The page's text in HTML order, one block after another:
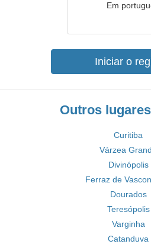
Em
Iniciar o
Outros
Curitiba
Várzea
Divinópolis
Ferraz de
Dourados
Teresópolis
Varginha
Catanduva